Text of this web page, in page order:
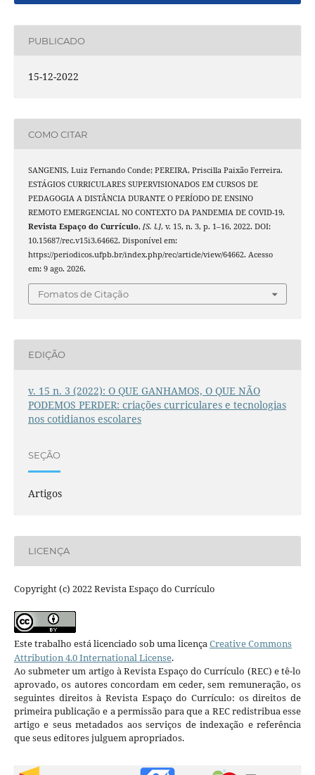
PUBLICADO
15-12-2022
COMO CITAR
SANGENIS, Luiz Fernando Conde; PEREIRA, Priscilla Paixão Ferreira.
ESTÁGIOS CURRICULARES SUPERVISIONADOS EM CURSOS DE
PEDAGOGIA A DISTÂNCIA DURANTE O PERÍODO DE ENSINO
REMOTO EMERGENCIAL NO CONTEXTO DA PANDEMIA DE COVID-19.
Revista Espaço do Currículo, [S. l.], v. 15, n. 3, p. 1–16, 2022. DOI:
10.15687/rec.v15i3.64662. Disponível em:
https://periodicos.ufpb.br/index.php/rec/article/view/64662. Acesso
em: 9 ago. 2026.
Fomatos de Citação
EDIÇÃO
v. 15 n. 3 (2022): O QUE GANHAMOS, O QUE NÃO
PODEMOS PERDER: criações curriculares e tecnologias
nos cotidianos escolares
SEÇÃO
Artigos
LICENÇA
Copyright (c) 2022 Revista Espaço do Currículo
Este trabalho está licenciado sob uma licençaCreative Commons
Attribution 4.0 International License.
Ao submeter um artigo à Revista Espaço do Currículo (REC) e tê-lo
aprovado, os autores concordam em ceder, sem remuneração, os
seguintes direitos à Revista Espaço do Currículo: os direitos de
primeira publicação e a permissão para que a REC redistribua esse
artigo e seus metadados aos serviços de indexação e referência
que seus editores julguem apropriados.